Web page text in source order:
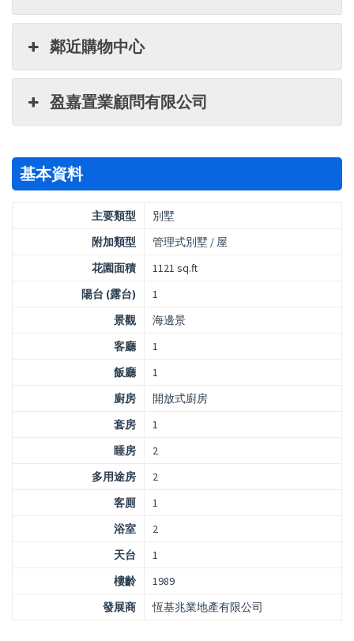
鄰近購物中心
盈嘉置業顧問有限公司
基本資料
主要類型
別墅
附加類型
管理式別墅 / 屋
花園面積
1121 sq.ft
陽台 (露台)
1
景觀
海邊景
客廳
1
飯廳
1
廚房
開放式廚房
套房
1
睡房
2
多用途房
2
客厠
1
浴室
2
天台
1
樓齡
1989
發展商
恆基兆業地產有限公司